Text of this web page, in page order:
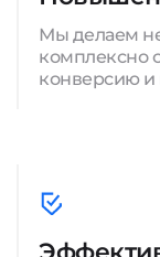
Мы делаем
комплексно
конверсию и